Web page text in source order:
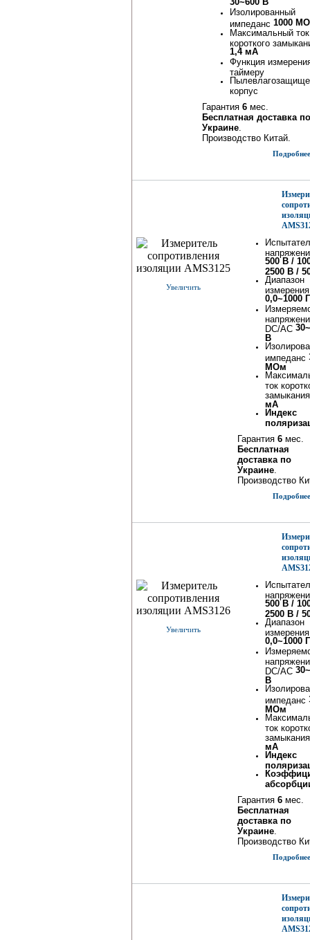
Изолированный
импеданс 1000
Максимальный ток
короткого
1,4 мА
Функция
таймеру
корпус
Гарантия 6 мес.
Бесплатная доставка по
Украине.
Производство Китай.
Увеличить
500 В /
2500 В /
Диапазон
измерения
0,0~1000
DC/AC
В
импеданс
МОм
ток
мА
Индекс
Гарантия 6 мес.
Бесплатная
доставка по
Украине.
Производство
Увеличить
500 В /
2500 В /
Диапазон
измерения
0,0~1000
DC/AC
В
импеданс
МОм
ток
мА
Индекс
Гарантия 6 мес.
Бесплатная
доставка по
Украине.
Производство